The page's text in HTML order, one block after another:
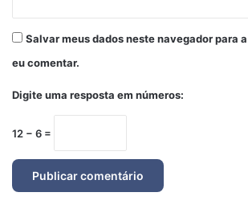
Salvar meus dados neste navegador para
eu comentar.
Digite uma resposta em números:
12 − 6 =